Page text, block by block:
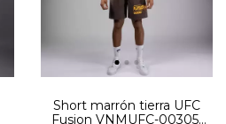
Short marrón tierra UFC
Fusion VNMUFC-00305-